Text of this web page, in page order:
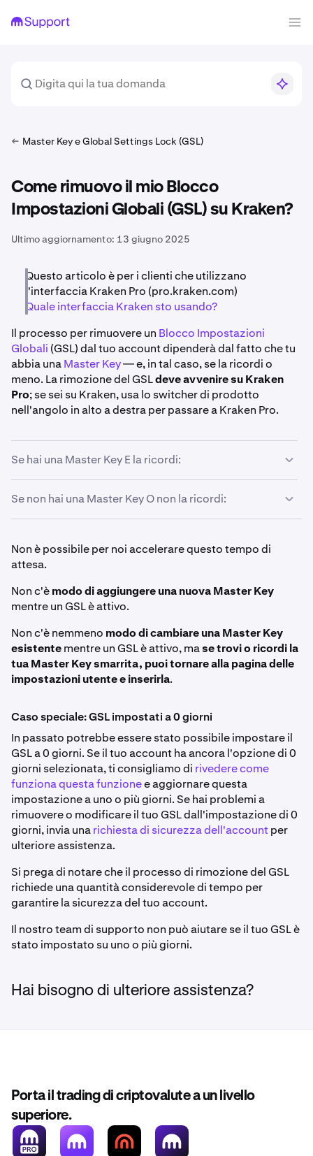
Master Key e Global Settings Lock (GSL)
Come rimuovo il mio Blocco
Impostazioni Globali (GSL) su Kraken?
Ultimo aggiornamento: 13 giugno 2025
Questo articolo è per i clienti che utilizzano
l'interfaccia Kraken Pro (pro.kraken.com)
Quale interfaccia Kraken sto usando?
Il processo per rimuovere un Blocco Impostazioni
Globali (GSL) dal tuo account dipenderà dal fatto che tu
abbia unaMaster Key— e, in tal caso, se la ricordi o
meno. La rimozione del GSLdeve avvenire su Kraken
Pro; se sei su Kraken, usa lo switcher di prodotto
nell'angolo in alto a destra per passare a Kraken Pro.
Se hai una Master Key E la ricordi:
1 Accedi al tuo account Kraken su Kraken Pro
destra della pagina.
3
Un banner verrà visualizzato nella parte superiore
suDisattiva GSLsul lato destro del banner.
4 Infine, clicca suSblocca ora,quindi usa la tua Master
Key per rimuovere immediatamente il GSL.
Se non hai una Master Key O non la ricordi:
Accedi al tuo account Kraken su Kraken Pro
2 Clicca sull'
3
Un banner verrà visualizzato nella parte superiore
suDisattiva GSLsul lato destro del banner.
4
Questo avvierà il timer di rimozione e ti darà la
possibilità di sbloccare immediatamente il GSL
l'ora esatta della rimozione sono visualizzati per tua
Non è possibile per noi accelerare questo tempo di
attesa.
Non c'èmodo di aggiungere una nuova Master Key
mentre un GSL è attivo.
Non c'è nemmeno modo di cambiare una Master Key
esistentementre un GSL è attivo, mase trovi o ricordi la
tua Master Key smarrita, puoi tornare alla pagina delle
impostazioni utente e inserirla.
Caso speciale: GSL impostati a 0 giorni
In passato potrebbe essere stato possibile impostare il
GSL a 0 giorni. Se il tuo account ha ancora l'opzione di 0
giorni selezionata, ti consigliamo di rivedere come
funziona questa funzionee aggiornare questa
impostazione a uno o più giorni. Se hai problemi a
rimuovere o modificare il tuo GSL dall'impostazione di 0
giorni, invia unarichiesta di sicurezza dell'accountper
ulteriore assistenza.
Si prega di notare che il processo di rimozione del GSL
richiede una quantità considerevole di tempo per
garantire la sicurezza del tuo account.
Il nostro team di supporto non può aiutare se il tuo GSL è
stato impostato su uno o più giorni.
Hai bisogno di ulteriore assistenza?
Porta il trading di criptovalute a un livello
superiore.